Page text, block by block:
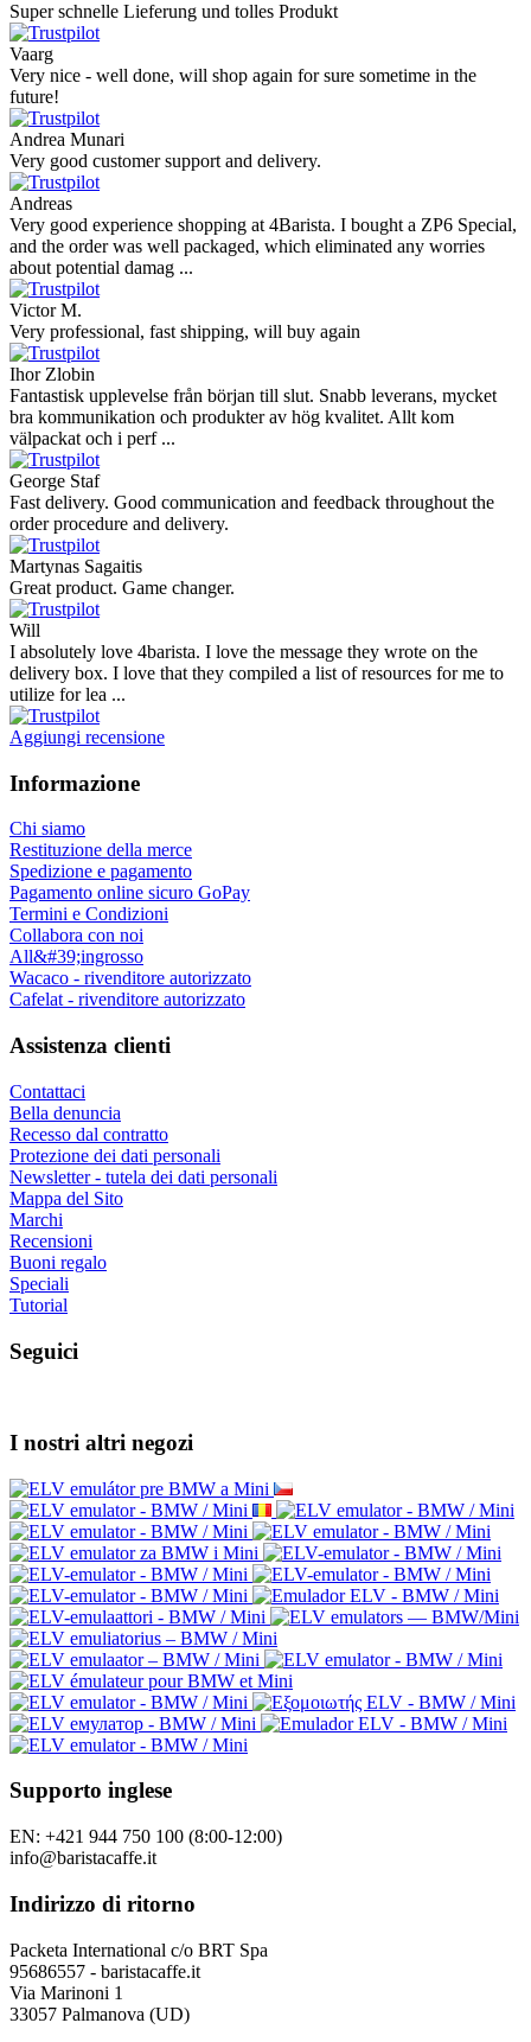
Super schnelle Lieferung und tolles Produkt
Vaarg
Very nice - well done, will shop again for sure sometime in the
future!
Andrea Munari
Very good customer support and delivery.
Andreas
Very good experience shopping at 4Barista. I bought a ZP6 Special,
and the order was well packaged, which eliminated any worries
about potential damag ...
Victor M.
Very professional, fast shipping, will buy again
Ihor Zlobin
Fantastisk upplevelse från början till slut. Snabb leverans, mycket
bra kommunikation och produkter av hög kvalitet. Allt kom
välpackat och i perf ...
George Staf
Fast delivery. Good communication and feedback throughout the
order procedure and delivery.
Martynas Sagaitis
Great product. Game changer.
Will
I absolutely love 4barista. I love the message they wrote on the
delivery box. I love that they compiled a list of resources for me to
utilize for lea ...
Aggiungi recensione
Informazione
Chi siamo
Restituzione della merce
Spedizione e pagamento
Pagamento online sicuro GoPay
Termini e Condizioni
Collabora con noi
All&#39;ingrosso
Wacaco - rivenditore autorizzato
Cafelat - rivenditore autorizzato
Assistenza clienti
Contattaci
Bella denuncia
Recesso dal contratto
Protezione dei dati personali
Newsletter - tutela dei dati personali
Mappa del Sito
Marchi
Recensioni
Buoni regalo
Speciali
Tutorial
Seguici
I nostri altri negozi
Supporto inglese
EN: +421 944 750 100 (8:00-12:00)
info@baristacaffe.it
Indirizzo di ritorno
Packeta International c/o BRT Spa
95686557 - baristacaffe.it
Via Marinoni 1
33057 Palmanova (UD)